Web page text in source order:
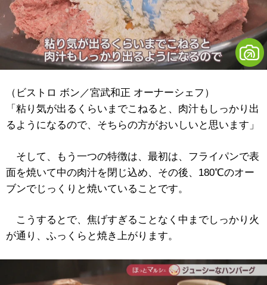
（ビストロ ボン／宮武和正 オーナーシェフ）
「粘り気が出るくらいまでこねると、肉汁もしっかり出
るようになるので、そちらの方がおいしいと思います」
そして、もう一つの特徴は、最初は、フライパンで表
面を焼いて中の肉汁を閉じ込め、その後、180℃のオー
ブンでじっくりと焼いていることです。
こうするとで、焦げすぎることなく中までしっかり火
が通り、ふっくらと焼き上がります。